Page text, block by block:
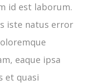
id est laborum.
iste natus error
eaque ipsa
et quasi